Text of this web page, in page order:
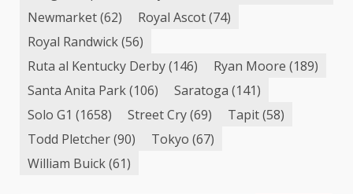
Newmarket(62) Royal Ascot(74)
Royal Randwick(56)
Ruta al Kentucky Derby(146) Ryan Moore (189)
Santa Anita Park(106) Saratoga (141)
Solo G1 (1658) Street Cry(69) Tapit(58)
Todd Pletcher(90) Tokyo (67)
William Buick(61)